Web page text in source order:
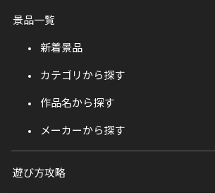
景品一覧
新着景品
カテゴリから探す
作品名から探す
メーカーから探す
遊び方攻略